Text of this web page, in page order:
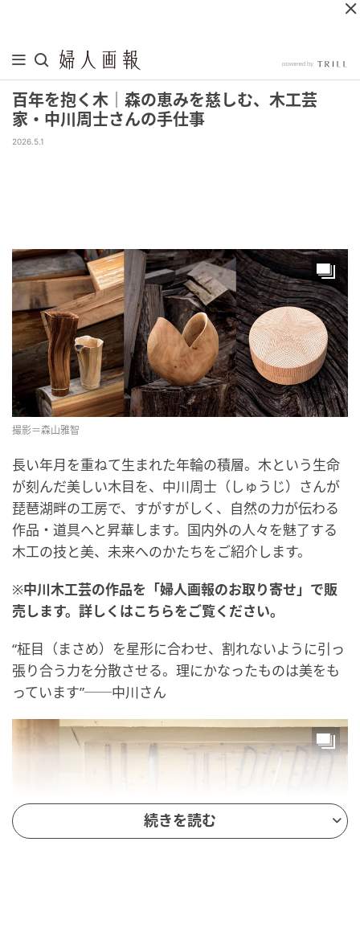
百年を抱く木｜森の恵みを慈しむ、木工芸
家・中川周士さんの手仕事
2026.5.1
撮影＝森山雅智
長い年月を重ねて生まれた年輪の積層。木という生命
が刻んだ美しい木目を、中川周士（しゅうじ）さんが
琵琶湖畔の工房で、すがすがしく、自然の力が伝わる
作品・道具へと昇華します。国内外の人々を魅了する
木工の技と美、未来へのかたちをご紹介します。
※中川木工芸の作品を「婦人画報のお取り寄せ」で販
売します。詳しくはこちらをご覧ください。
“柾目（まさめ）を星形に合わせ、割れないように引っ
張り合う力を分散させる。理にかなったものは美をも
っています”──中川さん
続きを読む